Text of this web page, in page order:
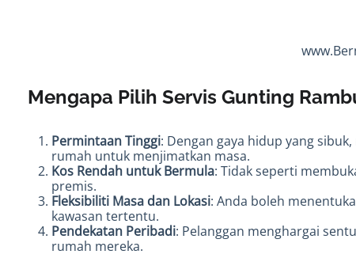
Mengapa Pilih Servis Gunting
Permintaan Tinggi: Dengan gaya hidup yang
rumah untuk menjimatkan masa.
Kos Rendah untuk Bermula: Tidak seperti
premis.
Fleksibiliti Masa dan Lokasi: Anda boleh
kawasan tertentu.
Pendekatan Peribadi: Pelanggan menghargai
rumah mereka.